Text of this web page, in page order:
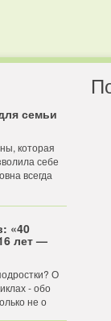
семьи
которая
себе
всегда
«40
лет —
О
- обо
не о